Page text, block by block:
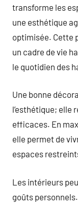
transforme les
une esthétique
optimisée. Cette
un cadre de vie
le quotidien des
Une bonne
l’esthétique; elle
efficaces. En
elle permet de
espaces
Les intérieurs
goûts